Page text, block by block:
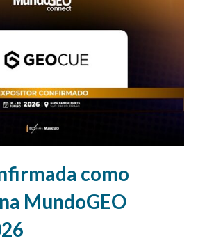
como
MundoGEO